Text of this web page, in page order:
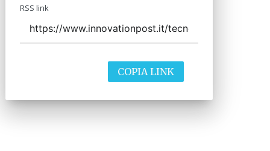
RSS link
COPIA LINK